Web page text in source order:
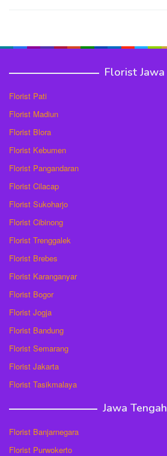
Florist Jawa
Florist Pati
Florist Madiun
Florist Blora
Florist Kebumen
Florist Pangandaran
Florist Cilacap
Florist Sukoharjo
Florist Cibinong
Florist Trenggalek
Florist Brebes
Florist Karanganyar
Florist Bogor
Florist Jogja
Florist Bandung
Florist Semarang
Florist Jakarta
Florist Tasikmalaya
Jawa Tengah
Florist Banjarnegara
Florist Purwokerto